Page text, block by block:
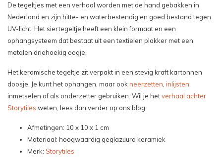
De tegeltjes met een verhaal worden met de hand gebakken in
Nederland en zijn hitte- en waterbestendig en goed bestand tegen
UV-licht. Het siertegeltje heeft een klein formaat en een
ophangsysteem dat bestaat uit een textielen plakker met een
metalen driehoekig oogje.
Het keramische tegeltje zit verpakt in een stevig kraft kartonnen
doosje. Je kunt het ophangen, maar ookneerzetten, inlijsten,
inmetselen of als onderzetter gebruiken. Wil je hetverhaal achter
Storytiles weten, lees dan verder op ons blog.
Afmetingen: 10 x 10 x 1 cm
Materiaal: hoogwaardig geglazuurd keramiek
Merk: Storytiles